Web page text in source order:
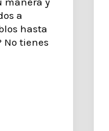
a
hasta
No tienes